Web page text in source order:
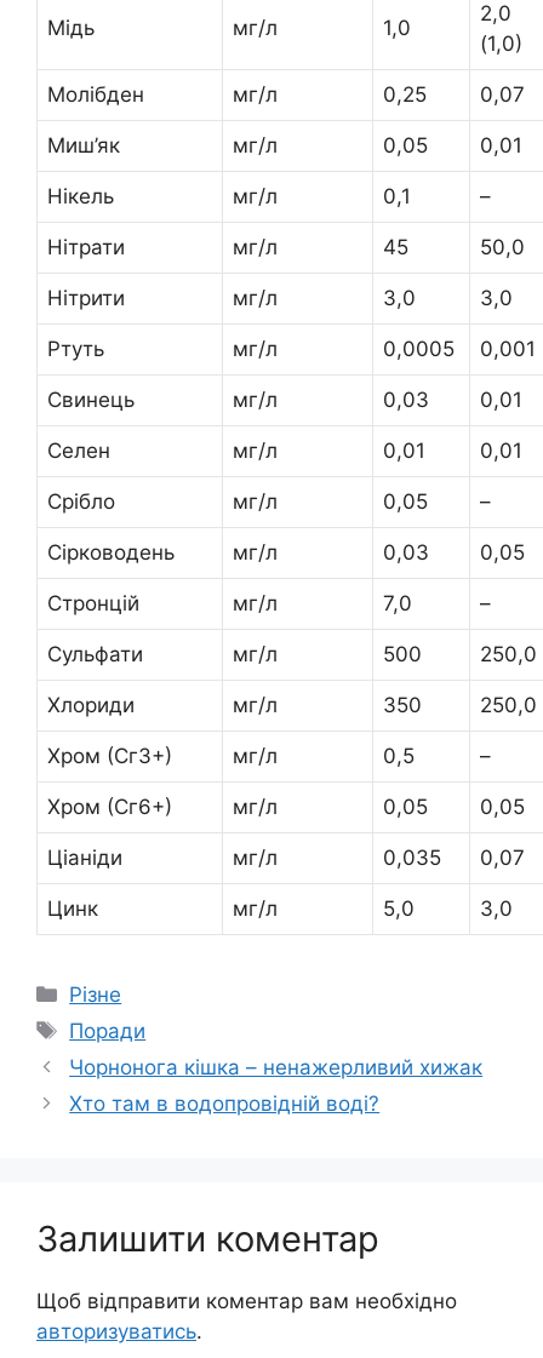
Мідь мг/л 1,0
2,0
(1,0)
Молібден мг/л 0,25 0,07
Миш’як мг/л 0,05 0,01
Нікель мг/л 0,1 –
Нітрати мг/л 45 50,0
Нітрити мг/л 3,0 3,0
Ртуть мг/л 0,0005 0,001
Свинець мг/л 0,03 0,01
Селен мг/л 0,01 0,01
Срібло мг/л 0,05 –
Сірководень мг/л 0,03 0,05
Стронцій мг/л 7,0 –
Сульфати мг/л 500 250,0
Хлориди мг/л 350 250,0
Хром (Сг3+) мг/л 0,5 –
Хром (Сг6+) мг/л 0,05 0,05
Ціаніди мг/л 0,035 0,07
Цинк мг/л 5,0 3,0
Категорії
Різне
Позначки
Поради
Чорнонога кішка – ненажерливий хижак
Хто там в водопровідній воді?
Залишити коментар
Щоб відправити коментар вам необхідно
авторизуватись.